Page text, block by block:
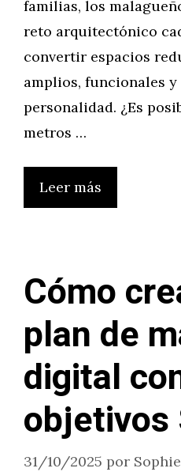
familias, los
reto arquitectónico
convertir espacios
amplios, funcionales y
personalidad. ¿Es
metros …
Leer más
Cómo
plan de
digital
objetivos
31/10/2025 por Sophie